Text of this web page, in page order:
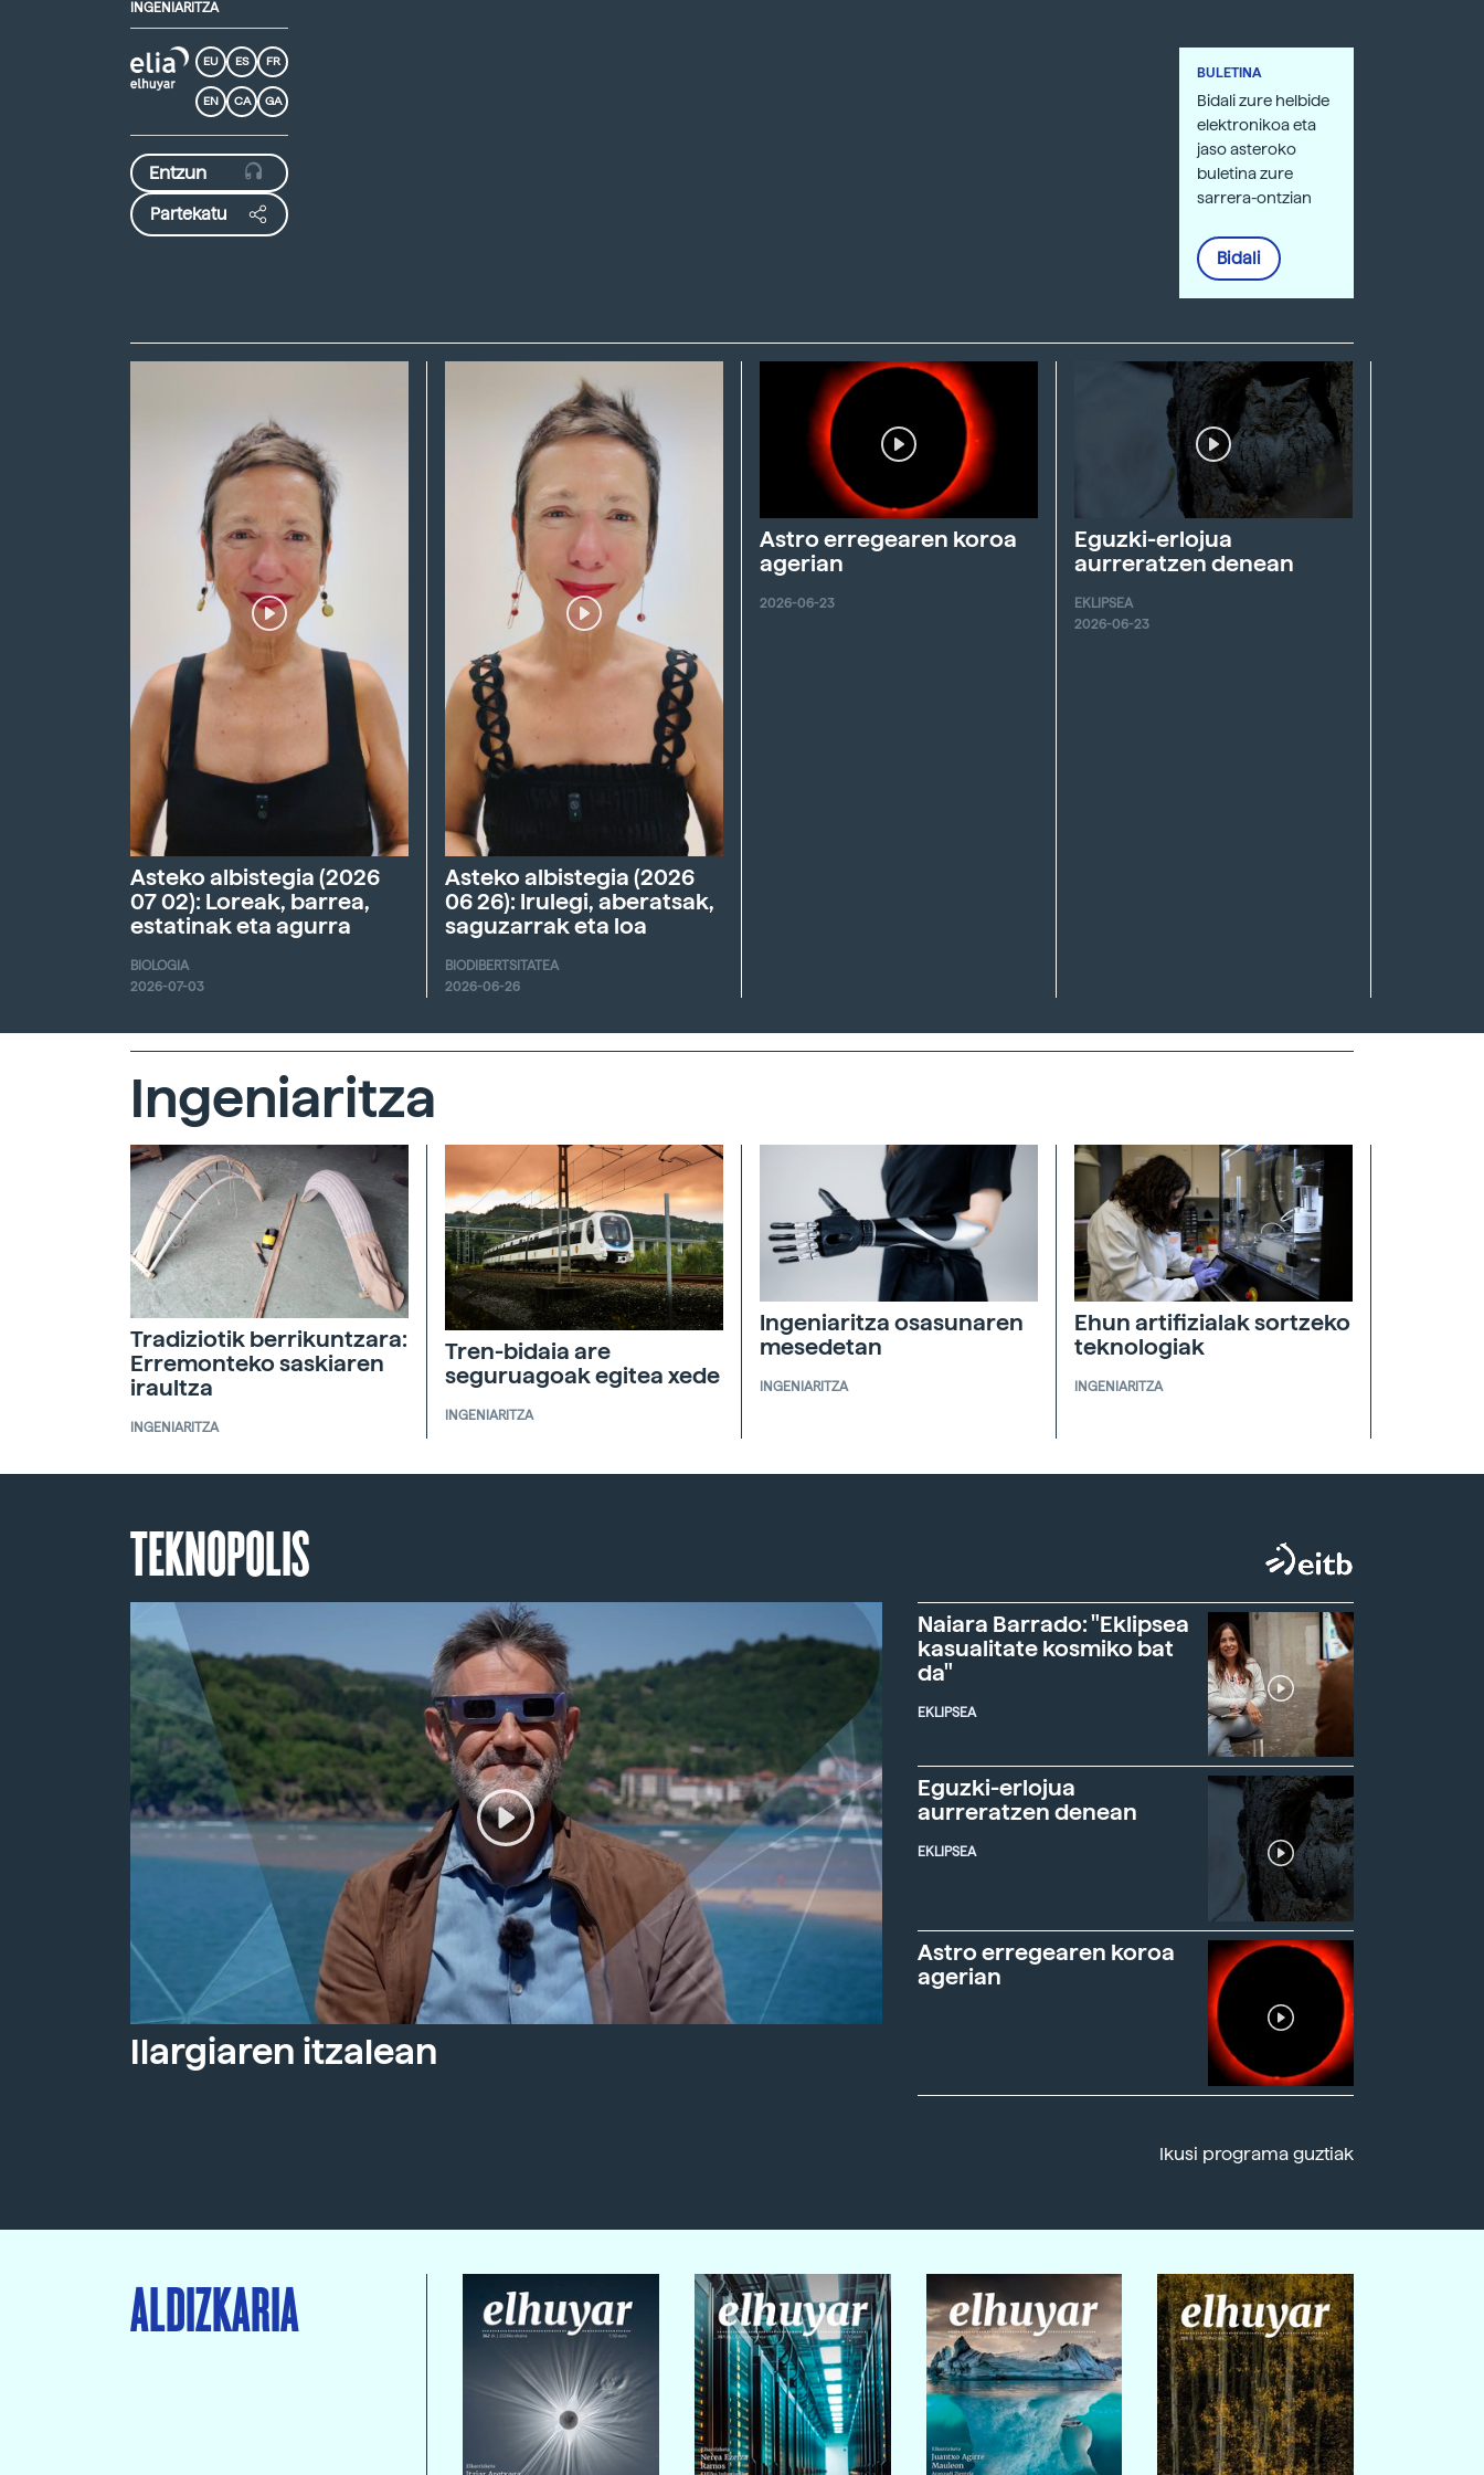
INGENIARITZA
EU ES FR
EN CA GA
Partekatu
BULETINA
Bidali zure helbide
elektronikoa eta
jaso asteroko
buletina zure
sarrera-ontzian
Bidali
Asteko albistegia (2026
07 02): Loreak, barrea,
estatinak eta agurra
BIOLOGIA
2026-07-03
Asteko albistegia (2026
06 26): Irulegi, aberatsak,
saguzarrak eta loa
BIODIBERTSITATEA
2026-06-26
Astro erregearen koroa
agerian
2026-06-23
Eguzki-erlojua
aurreratzen denean
EKLIPSEA
2026-06-23
Ingeniaritza
Tradiziotik berrikuntzara:
Erremonteko saskiaren
iraultza
INGENIARITZA
Tren-bidaia are
seguruagoak egitea xede
INGENIARITZA
Ingeniaritza osasunaren
mesedetan
INGENIARITZA
Ehun artifizialak sortzeko
teknologiak
INGENIARITZA
TEKNOPOLIS
Ilargiaren itzalean
Naiara Barrado: "Eklipsea
kasualitate kosmiko bat
da"
EKLIPSEA
Eguzki-erlojua
aurreratzen denean
EKLIPSEA
Astro erregearen koroa
agerian
Ikusi programa guztiak
ALDIZKARIA